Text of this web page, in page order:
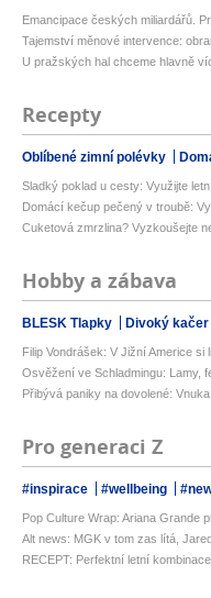
Emancipace českých miliardářů.
Tajemství měnové intervence:
U pražských hal chceme hlavně
Recepty
Oblíbené zimní polévky
Sladký poklad u cesty: Využijte
Domácí kečup pečený v troubě:
Cuketová zmrzlina? Vyzkoušejte
Hobby a zábava
BLESK Tlapky Divoký kačer
Filip Vondrášek: V Jižní Americe si
Osvěžení ve Schladmingu: Lamy,
Přibývá paniky na dovolené:
Pro generaci Z
#inspirace #wellbeing
Pop Culture Wrap: Ariana Grande
Alt news: MGK v tom zas lítá,
RECEPT: Perfektní letní